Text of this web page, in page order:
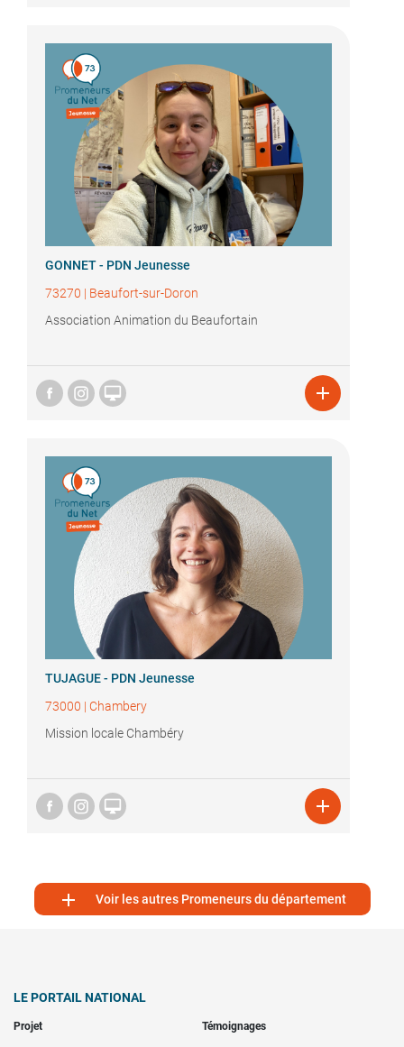
GONNET - PDN Jeunesse
73270 | Beaufort-sur-Doron
Association Animation du Beaufortain
 
TUJAGUE - PDN Jeunesse
73000 | Chambery
Mission locale Chambéry
 
 Voir les autres Promeneurs du département
LE PORTAIL NATIONAL
Projet Témoignages